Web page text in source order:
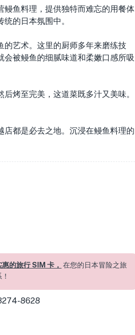
鳗鱼料理，提供独特而难忘的用餐体
的日本氛围中。
的艺术。这里的厨师多年来磨练技
被鳗鱼的细腻味道和柔嫩口感所吸
烤至完美，这道菜既多汁又美味。
都是必去之地。沉浸在鳗鱼料理的
的旅行 SIM 卡， 在您的日本冒险之旅
8628